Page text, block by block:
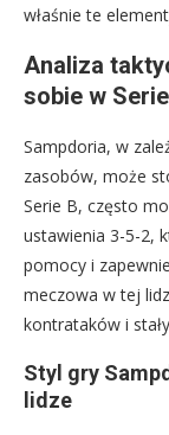
właśnie te
Analiza
sobie w
Sampdoria, w
zasobów, może
Serie B, często
ustawienia 3-5-2,
pomocy i
meczowa w tej
kontrataków i
Styl gry
lidze